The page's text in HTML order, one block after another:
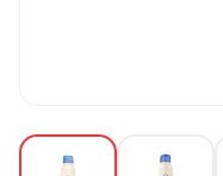
View larger image
View